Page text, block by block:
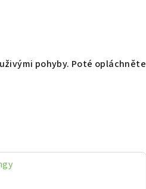
pohyby. Poté opláchněte